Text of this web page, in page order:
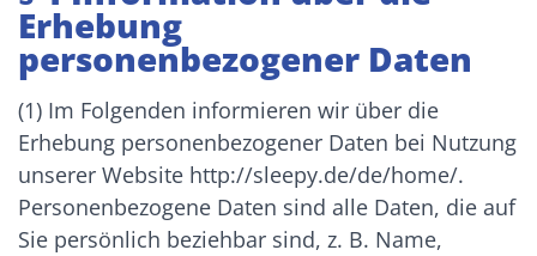
Erhebung
personenbezogener Daten
(1) Im Folgenden informieren wir über die
Erhebung personenbezogener Daten bei Nutzung
unserer Website http://sleepy.de/de/home/.
Personenbezogene Daten sind alle Daten, die auf
Sie persönlich beziehbar sind, z. B. Name,